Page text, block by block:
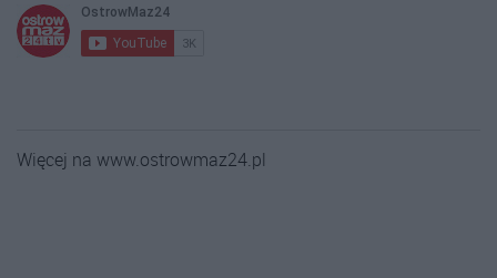
Więcej na www.ostrowmaz24.pl